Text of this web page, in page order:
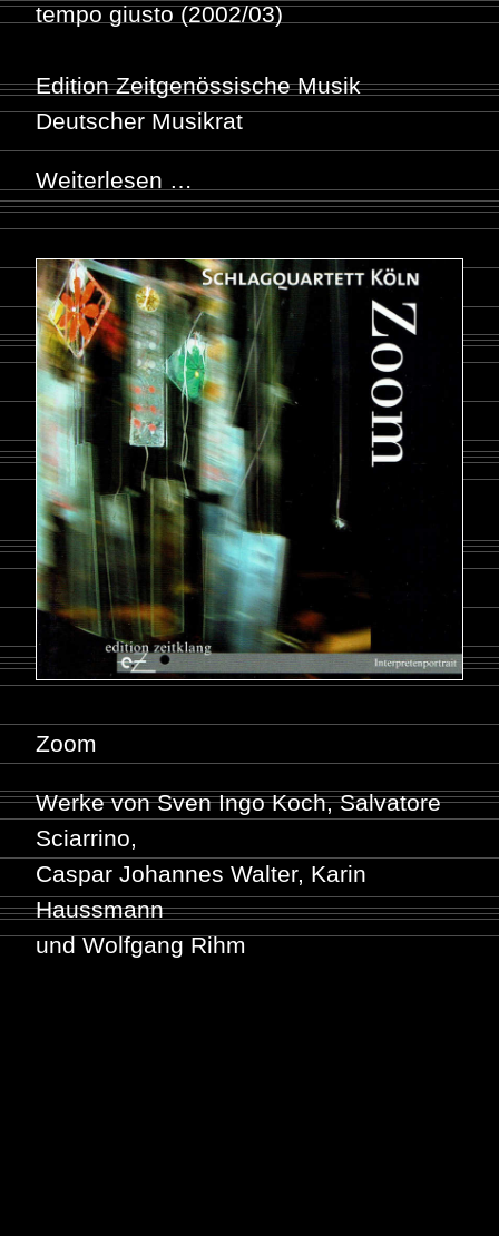
tempo giusto (2002/03)
Edition Zeitgenössische Musik
Deutscher Musikrat
Weiterlesen …
Zoom
Werke von Sven Ingo Koch, Salvatore
Sciarrino,
Caspar Johannes Walter, Karin
Haussmann
und Wolfgang Rihm